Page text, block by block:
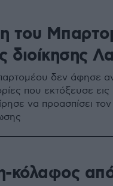
του
διοίκησης
δεν άφησε
που εκτόξευσε
να προασπίσει
κόλαφος